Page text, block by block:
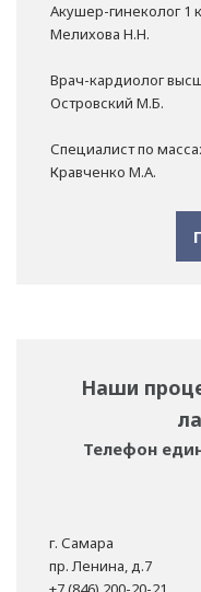
Акушер-гинеколог 1
Мелихова Н.Н.
Врач-кардиолог
Островский М.Б.
Специалист по
Кравченко М.А.
Наши
Телефон
г. Самара
пр. Ленина, д.7